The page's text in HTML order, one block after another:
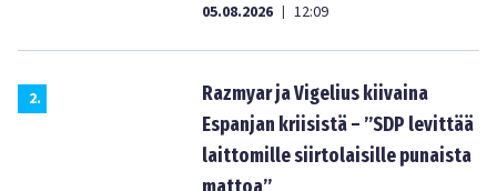
05.08.2026 | 12:09
2.
Razmyar ja Vigelius kiivaina
Espanjan kriisistä – ”SDP levittää
laittomille siirtolaisille punaista